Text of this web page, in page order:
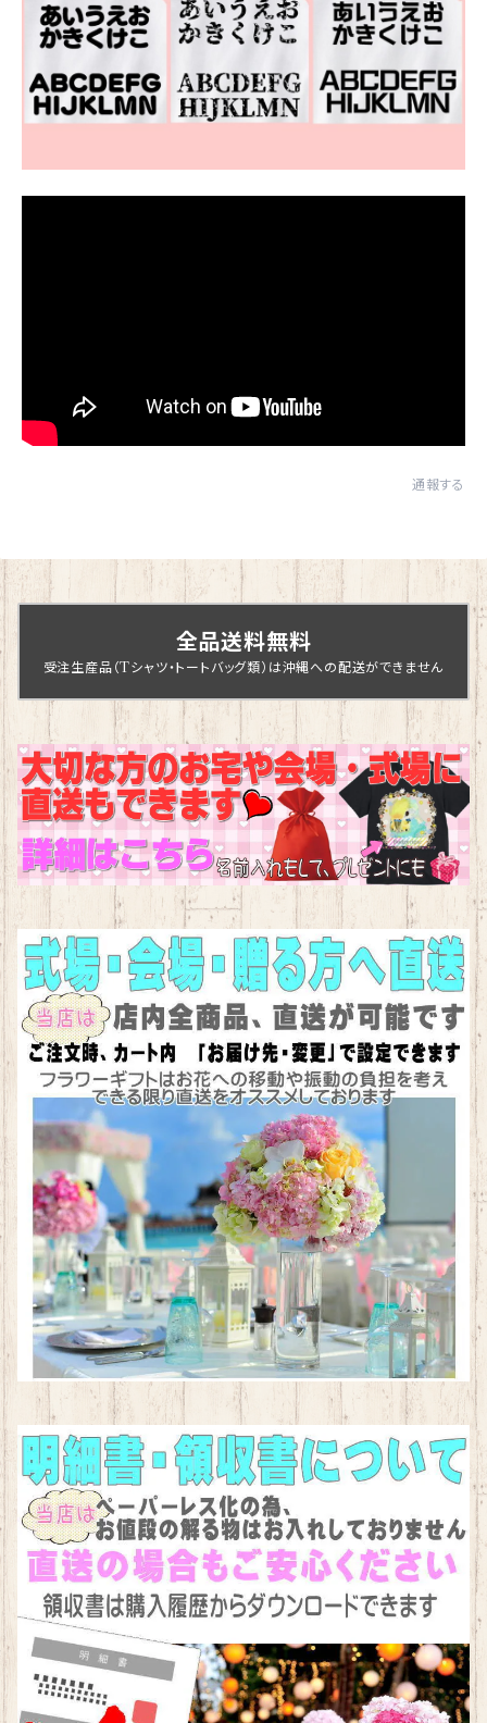
通報する
全品送料無料
受注生産品（Tシャツ・トートバッグ類）は沖縄への配送ができません